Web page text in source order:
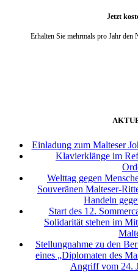
Jetzt
Erhalten Sie mehrmals pro Jahr
Einladung zum Malteser
Klavierklänge im
Welttag gegen
Souveränen Malteser-
Handeln
Start des 12.
Solidarität stehen im
Stellungnahme zu den
eines „Diplomaten des
Angriff vom 24.